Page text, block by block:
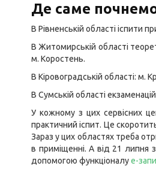
Де саме
В Рівненській області іспити
В Житомирській області
м. Коростень.
В Кіровоградській області: м.
В Сумській області
У кожному з цих сервісних
практичний іспит. Це
Зараз у цих областях треба
в приміщенні. А від 21 липня
допомогою функціоналуе-